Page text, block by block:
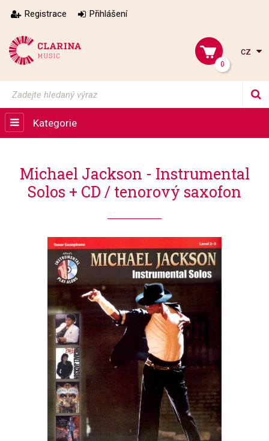
Registrace Přihlášení
0
cz
Kategorie
Michael Jackson - Instrumental
Solos + CD / tenorový saxofon